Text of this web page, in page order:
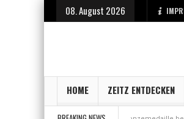
08. August 2026
HOME ZEITZ ENTDECKEN